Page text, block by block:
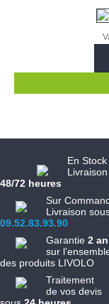
En Stock
48/72 heures
Sur
Livraison
09.52.83.93.90
Garantie 2
sur
des produits LIVOLO
Traitement
de vos devis